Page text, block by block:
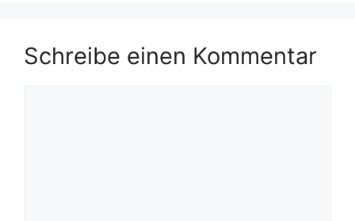
Schreibe einen Kommentar